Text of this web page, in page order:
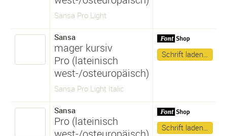
Sansa Pro Light
Sansa
mager kursiv
Pro (lateinisch
west-/osteuropäisch)
Sansa Pro Light Italic
Schrift laden…
Sansa
Pro (lateinisch
Schrift laden…